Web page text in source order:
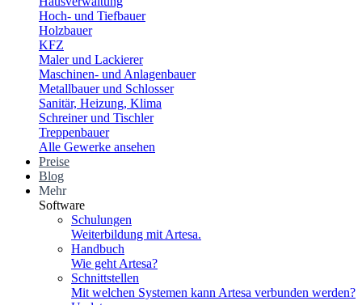
Hoch- und Tiefbauer
Holzbauer
KFZ
Maler und Lackierer
Maschinen- und Anlagenbauer
Metallbauer und Schlosser
Sanitär, Heizung, Klima
Schreiner und Tischler
Treppenbauer
Alle Gewerke ansehen
Preise
Blog
Mehr
Software
Schulungen
Weiterbildung mit Artesa.
Handbuch
Wie geht Artesa?
Schnittstellen
Mit welchen Systemen kann Artesa verbunden werden?